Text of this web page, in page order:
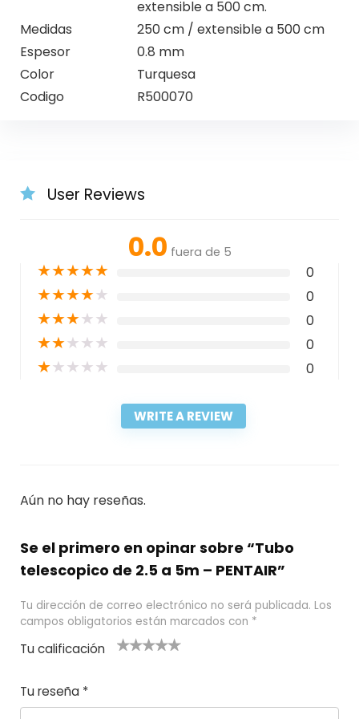
extensible a 500 cm.
Medidas
250 cm / extensible a 500 cm
Espesor
0.8 mm
Color
Turquesa
Codigo
R500070
User Reviews
0.0 fuera de 5
★★★★★ 0
★★★★★ 0
★★★★★ 0
★★★★★ 0
★★★★★ 0
WRITE A REVIEW
Aún no hay reseñas.
Se el primero en opinar sobre “Tubo
telescopico de 2.5 a 5m – PENTAIR”
Tu dirección de correo electrónico no será publicada. Los
campos obligatorios están marcados con *
Tu calificación
e
5
las
s
Tu reseña *